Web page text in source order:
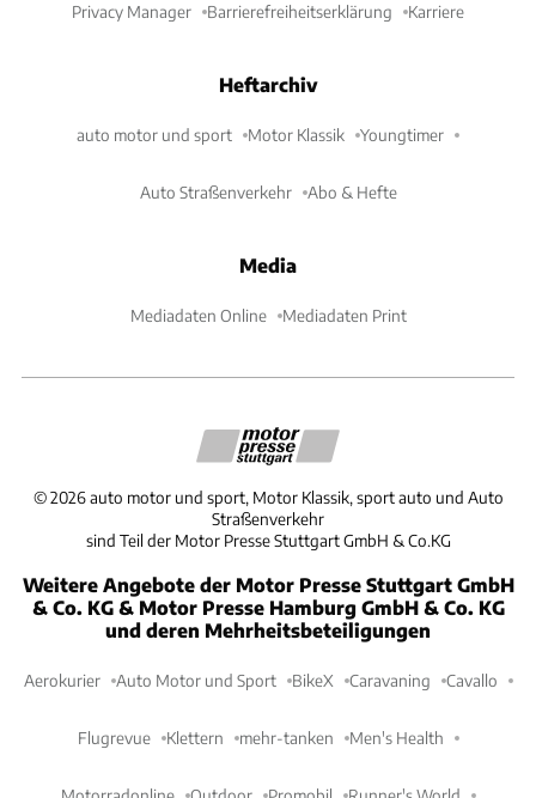
Privacy Manager Barrierefreiheitserklärung Karriere
Heftarchiv
auto motor und sport Motor Klassik Youngtimer
Auto Straßenverkehr Abo & Hefte
Media
Mediadaten Online Mediadaten Print
©2026 auto motor und sport, Motor Klassik, sport auto und Auto
Straßenverkehr
sind Teil der Motor Presse Stuttgart GmbH & Co.KG
Weitere Angebote der Motor Presse Stuttgart GmbH
& Co. KG & Motor Presse Hamburg GmbH & Co. KG
und deren Mehrheitsbeteiligungen
Aerokurier Auto Motor und Sport BikeX Caravaning Cavallo
Flugrevue Klettern mehr-tanken Men's Health